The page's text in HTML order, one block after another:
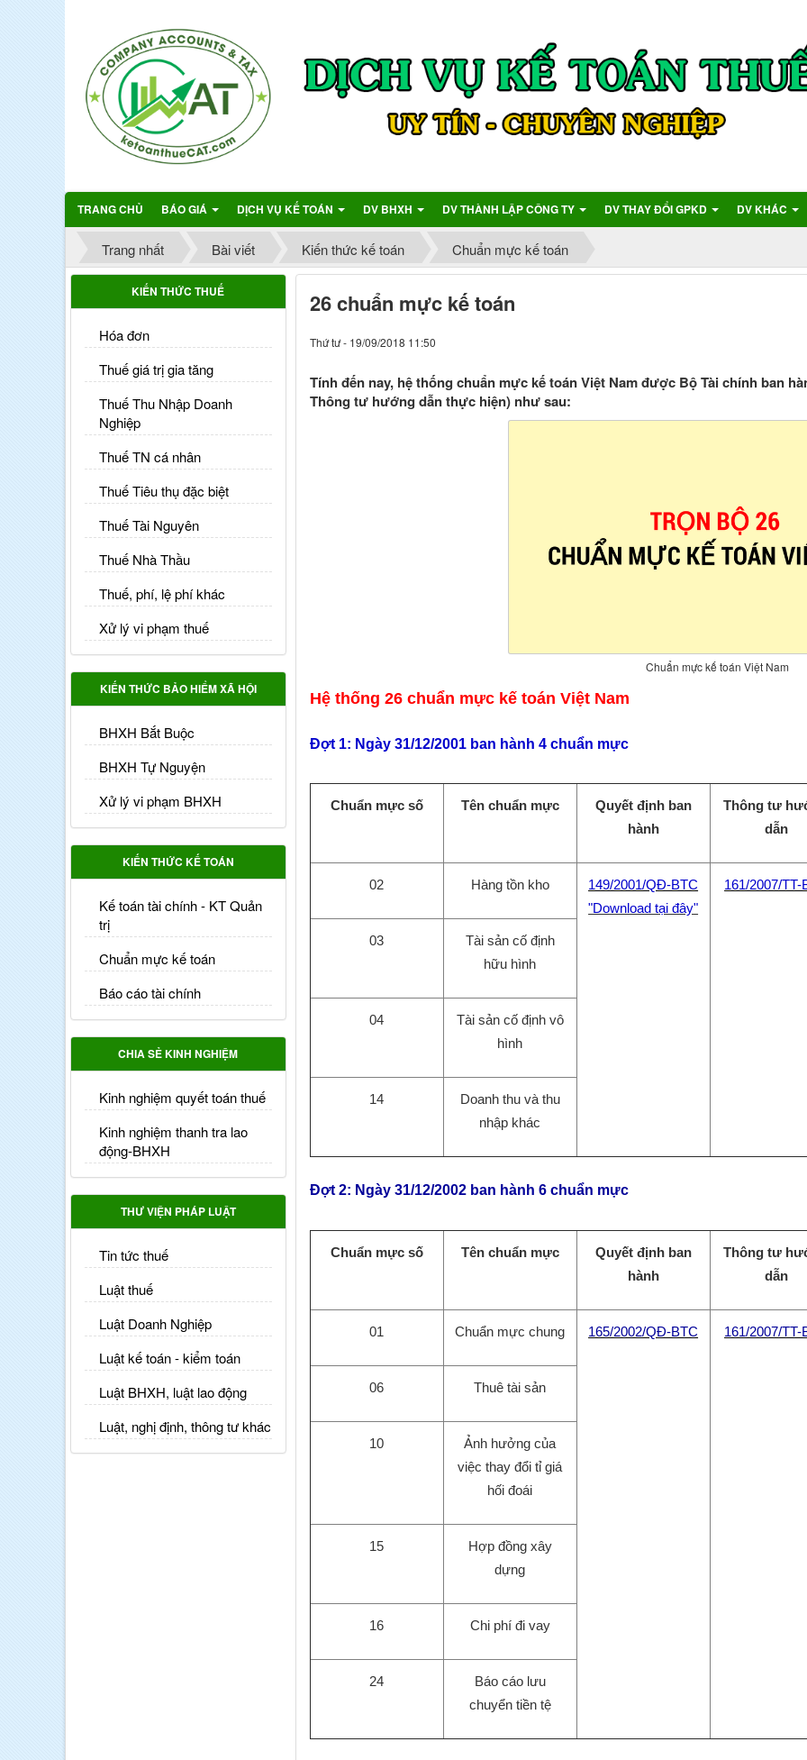
TRANG CHỦ BÁO GIÁ DỊCH VỤ KẾ TOÁN DV BHXH DV THÀNH LẬP CÔNG TY DV THAY ĐỔI GPKD DV KHÁC
Trang nhất Bài viết Kiến thức kế toán Chuẩn mực kế toán
26 chuẩn mực kế toán
Thứ tư - 19/09/2018 11:50
Tính đến nay, hệ thống chuẩn mực kế toán Việt Nam được Bộ Tài chính ban
Thông tư hướng dẫn thực hiện) như sau:
Chuẩn mực kế toán Việt Nam
Hệ thống 26 chuẩn mực kế toán Việt Nam
Đợt 1: Ngày 31/12/2001 ban hành 4 chuẩn mực
Chuẩn mực số Tên chuẩn mực
Quyết định ban
hành
Thông tư
dẫn
02 Hàng tồn kho
149/2001/QĐ-BTC
"Download tại đây"
161/2007/TT-
03
Tài sản cố định
hữu hình
04
Tài sản cố định vô
hình
14
Doanh thu và thu
nhập khác
Đợt 2: Ngày 31/12/2002 ban hành 6 chuẩn mực
Chuẩn mực số Tên chuẩn mực
Quyết định ban
hành
Thông tư
dẫn
01 Chuẩn mực chung 165/2002/QĐ-BTC 161/2007/TT-
06 Thuê tài sản
10
Ảnh hưởng của
việc thay đổi tỉ giá
hối đoái
15
Hợp đồng xây
dựng
16 Chi phí đi vay
24
Báo cáo lưu
chuyển tiền tệ
KIẾN THỨC THUẾ
Hóa đơn
Thuế giá trị gia tăng
Thuế Thu Nhập Doanh
Nghiệp
Thuế TN cá nhân
Thuế Tiêu thụ đặc biệt
Thuế Tài Nguyên
Thuế Nhà Thầu
Thuế, phí, lệ phí khác
Xử lý vi phạm thuế
KIẾN THỨC BẢO HIỂM XÃ HỘI
BHXH Bắt Buộc
BHXH Tự Nguyện
Xử lý vi phạm BHXH
KIẾN THỨC KẾ TOÁN
Kế toán tài chính - KT Quản
trị
Chuẩn mực kế toán
Báo cáo tài chính
CHIA SẺ KINH NGHIỆM
Kinh nghiệm quyết toán thuế
Kinh nghiệm thanh tra lao
động-BHXH
THƯ VIỆN PHÁP LUẬT
Tin tức thuế
Luật thuế
Luật Doanh Nghiệp
Luật kế toán - kiểm toán
Luật BHXH, luật lao động
Luật, nghị định, thông tư khác